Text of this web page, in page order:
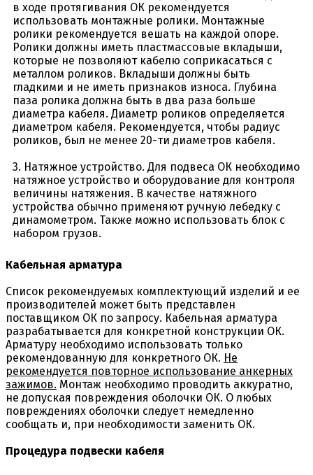
в ходе протягивания ОК рекомендуется
использовать монтажные ролики. Монтажные
ролики рекомендуется вешать на каждой опоре.
Ролики должны иметь пластмассовые вкладыши,
которые не позволяют кабелю соприкасаться с
металлом роликов. Вкладыши должны быть
гладкими и не иметь признаков износа. Глубина
паза ролика должна быть в два раза больше
диаметра кабеля. Диаметр роликов определяется
диаметром кабеля. Рекомендуется, чтобы радиус
роликов, был не менее 20-ти диаметров кабеля.
3. Натяжное устройство. Для подвеса ОК необходимо
натяжное устройство и оборудование для контроля
величины натяжения. В качестве натяжного
устройства обычно применяют ручную лебедку с
динамометром. Также можно использовать блок с
набором грузов.
Кабельная арматура
Список рекомендуемых комплектующий изделий и ее
производителей может быть представлен
поставщиком ОК по запросу. Кабельная арматура
разрабатывается для конкретной конструкции ОК.
Арматуру необходимо использовать только
рекомендованную для конкретного ОК. Не
рекомендуется повторное использование анкерных
зажимов. Монтаж необходимо проводить аккуратно,
не допуская повреждения оболочки ОК. О любых
повреждениях оболочки следует немедленно
сообщать и, при необходимости заменить ОК.
Процедура подвески кабеля